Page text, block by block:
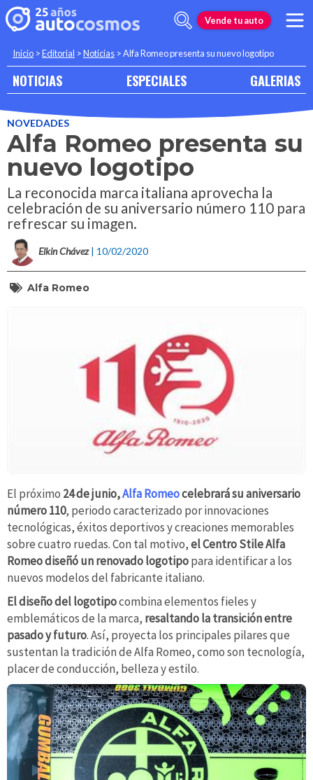
Vende tu auto
Inicio >Editorial >Noticias >Alfa Romeo presenta su nuevo logotipo
NOTICIAS ESPECIALES GALERIAS
NOVEDADES
Alfa Romeo presenta su
nuevo logotipo
La reconocida marca italiana aprovecha la
celebración de su aniversario número 110 para
refrescar su imagen.
Elkin Chávez | 10/02/2020
Alfa Romeo
El próximo 24 de junio,Alfa Romeocelebrará su aniversario
número 110, periodo caracterizado por innovaciones
tecnológicas, éxitos deportivos y creaciones memorables
sobre cuatro ruedas. Con tal motivo,el Centro Stile Alfa
Romeo diseñó un renovado logotipopara identificar a los
nuevos modelos del fabricante italiano.
El diseño del logotipocombina elementos fieles y
emblemáticos de la marca, resaltando la transición entre
pasado y futuro. Así, proyecta los principales pilares que
sustentan la tradición de Alfa Romeo, como son tecnología,
placer de conducción, belleza y estilo.